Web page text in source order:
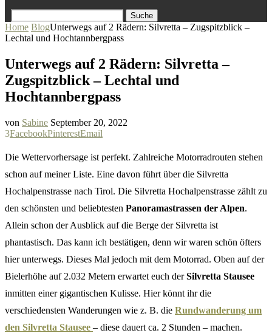
Suche
Home BlogUnterwegs auf 2 Rädern: Silvretta – Zugspitzblick –
Lechtal und Hochtannbergpass
Unterwegs auf 2 Rädern: Silvretta –
Zugspitzblick – Lechtal und
Hochtannbergpass
von Sabine September 20, 2022
3FacebookPinterestEmail
Die Wettervorhersage ist perfekt. Zahlreiche Motorradrouten stehen
schon auf meiner Liste. Eine davon führt über die Silvretta
Hochalpenstrasse nach Tirol. Die Silvretta Hochalpenstrasse zählt zu
den schönsten und beliebtesten Panoramastrassen der Alpen.
Allein schon der Ausblick auf die Berge der Silvretta ist
phantastisch. Das kann ich bestätigen, denn wir waren schön öfters
hier unterwegs. Dieses Mal jedoch mit dem Motorrad. Oben auf der
Bielerhöhe auf 2.032 Metern erwartet euch derSilvretta Stausee
inmitten einer gigantischen Kulisse. Hier könnt ihr die
verschiedensten Wanderungen wie z. B. die Rundwanderung um
den Silvretta Stausee – diese dauert ca. 2 Stunden – machen.